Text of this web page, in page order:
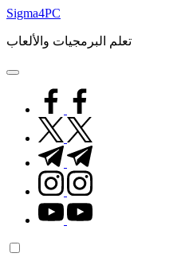
Skip
content
Sigma4PC
تعلم البرمجيات والألعاب
facebook.com
twitter.com
t.me
instagram.com
youtube.com